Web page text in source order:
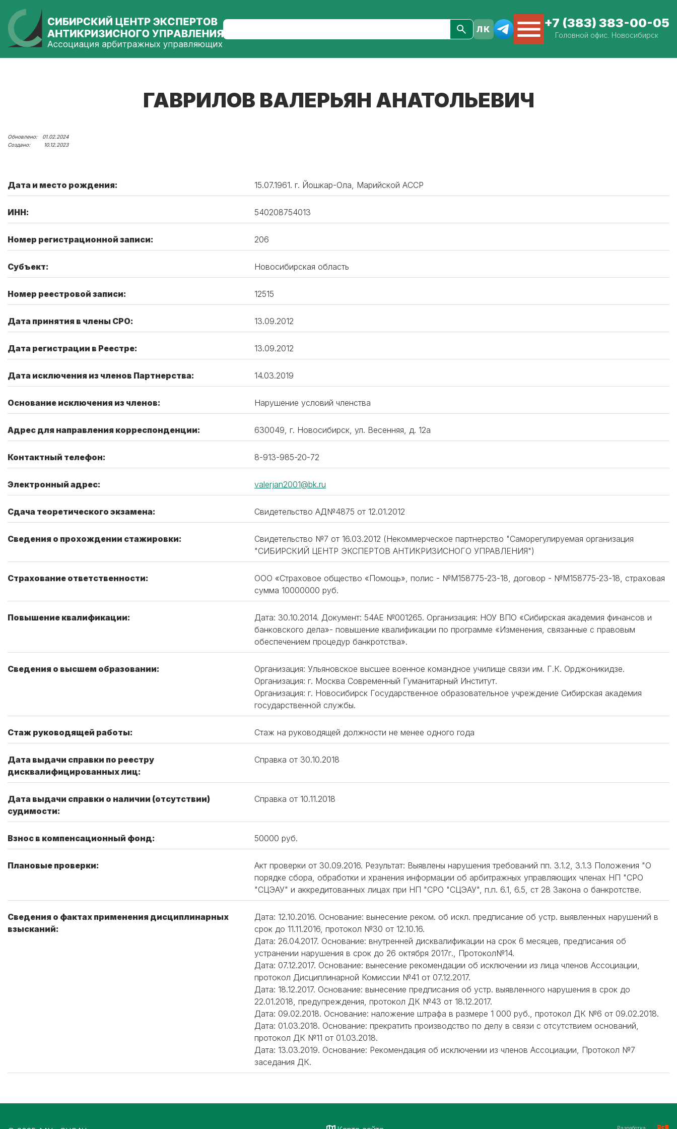
+7 (383) 383-00-05
Головной офис. Новосибирск
ГАВРИЛОВ ВАЛЕРЬЯН АНАТОЛЬЕВИЧ
01.02.2024
10.12.2023
Дата и место рождения: 15.07.1961. г. Йошкар-Ола, Марийской АССР
ИНН: 540208754013
Номер регистрационной записи: 206
Субъект: Новосибирская область
Номер реестровой записи: 12515
Дата принятия в члены СРО: 13.09.2012
Дата регистрации в Реестре: 13.09.2012
Дата исключения из членов Партнерства: 14.03.2019
Основание исключения из членов: Нарушение условий членства
Адрес для направления корреспонденции: 630049, г. Новосибирск, ул. Весенняя, д. 12а
Контактный телефон: 8-913-985-20-72
Электронный адрес: valerjan2001@bk.ru
Сдача теоретического экзамена: Свидетельство АД№4875 от 12.01.2012
Сведения о прохождении стажировки:
Свидетельство №7 от 16.03.2012 (Некоммерческое партнерство "Саморегулируемая организация
"СИБИРСКИЙ ЦЕНТР ЭКСПЕРТОВ АНТИКРИЗИСНОГО УПРАВЛЕНИЯ")
Страхование ответственности:
ООО «Страховое общество «Помощь», полис - №М158775-23-18, договор - №М158775-23-18, страховая
сумма 10000000 руб.
Повышение квалификации:
Дата: 30.10.2014. Документ: 54АЕ №001265. Организация: НОУ ВПО «Сибирская академия финансов и
банковского дела»- повышение квалификации по программе «Изменения, связанные с правовым
обеспечением процедур банкротства».
Сведения о высшем образовании:
Организация: Ульяновское высшее военное командное училище связи им. Г.К. Орджоникидзе.
Организация: г. Москва Современный Гуманитарный Институт.
Организация: г. Новосибирск Государственное образовательное учреждение Сибирская академия
государственной службы.
Стаж руководящей работы: Стаж на руководящей должности не менее одного года
Дата выдачи справки по реестру
дисквалифицированных лиц:
Справка от 30.10.2018
Дата выдачи справки о наличии (отсутствии)
судимости:
Справка от 10.11.2018
Взнос в компенсационный фонд: 50000 руб.
Плановые проверки:
Акт проверки от 30.09.2016. Результат: Выявлены нарушения требований пп. 3.1.2, 3.1.3 Положения "О
порядке сбора, обработки и хранения информации об арбитражных управляющих членах НП "СРО
"СЦЭАУ" и аккредитованных лицах при НП "СРО "СЦЭАУ", п.п. 6.1, 6.5, ст 28 Закона о банкротстве.
Сведения о фактах применения дисциплинарных
взысканий:
Дата: 12.10.2016. Основание: вынесение реком. об искл. предписание об устр. выявленных нарушений в
срок до 11.11.2016, протокол №30 от 12.10.16.
Дата: 26.04.2017. Основание: внутренней дисквалификации на срок 6 месяцев, предписания об
устранении нарушения в срок до 26 октября 2017г., Протокол№14.
Дата: 07.12.2017. Основание: вынесение рекомендации об исключении из лица членов Ассоциации,
протокол Дисциплинарной Комиссии №41 от 07.12.2017.
Дата: 18.12.2017. Основание: вынесение предписания об устр. выявленного нарушения в срок до
22.01.2018, предупреждения, протокол ДК №43 от 18.12.2017.
Дата: 09.02.2018. Основание: наложение штрафа в размере 1 000 руб., протокол ДК №6 от 09.02.2018.
Дата: 01.03.2018. Основание: прекратить производство по делу в связи с отсутствием оснований,
протокол ДК №11 от 01.03.2018.
Дата: 13.03.2019. Основание: Рекомендация об исключении из членов Ассоциации, Протокол №7
заседания ДК.